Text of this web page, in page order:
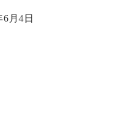
6月4日